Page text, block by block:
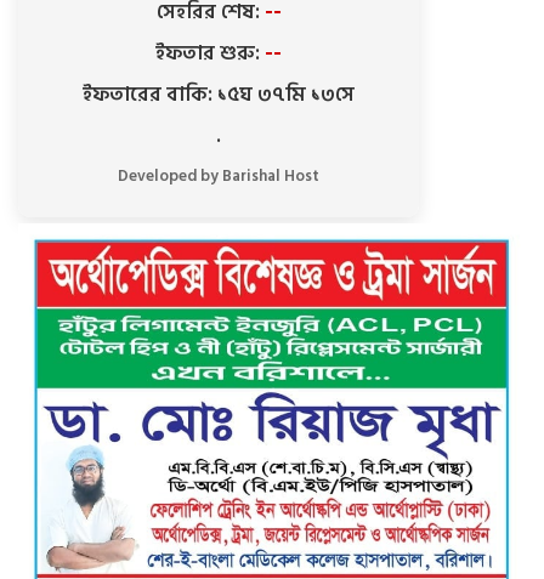
হোম এর শুভ উদ্বোধন
বাকেরগঞ্জে জমির দ্বন্দ্বে হামলা-মামলার
ষড়যন্ত্রে লিপ্ত ভাতিজার বিরুদ্ধে চাচার সংবাদ
সম্মেলন
কলসকাঠীতে সিটি এজেন্ট ব্যাংক
আউটলেটের শুভ উদ্বোধন, গ্রাহকদের ব্যাংকিং
সেবা সম্পর্কে অবহিতকরণ
রাজাপুরে লঞ্চঘাটে গাঁজা-ইয়াবা সেবনের
আসর ভেঙে দিল ভ্রাম্যমাণ আদালত, ৩
মাদকসেবির কারাদণ্ড
নিখোঁজ ভিকটিমের সন্ধান মেলেনি …
ট্রাইব্যুনালে প্রশ্নবিদ্ধ চার্জশিট দেয়ায়
পিবিআই’র তদন্তকারী কর্মকর্তাকে শোকজ সহ
সিআইডিকে তদন্তের নির্দেশ
সেহরির শেষ: --
ইফতার শুরু: --
ইফতারের বাকি: ১৫ঘ ৩৭মি ১২সে
.
Developed by Barishal Host